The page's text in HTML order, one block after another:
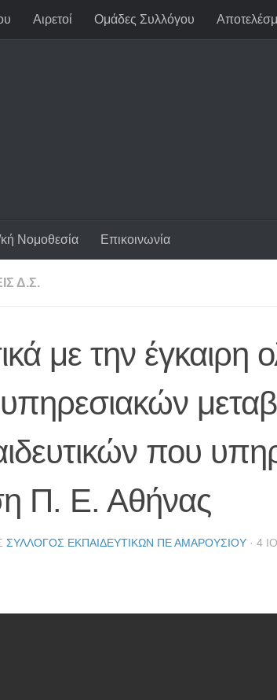
Αιρετοί Ομάδες Συλλόγου
Νομοθεσία Επικοινωνία
Δ.Σ.
με την
που
Π. Ε. Αθήνας
ΣΎΛΛΟΓΟΣ ΕΚΠΑΙΔΕΥΤΙΚΏΝ ΠΕ ΑΜΑΡΟΥΣΊΟΥ · 4